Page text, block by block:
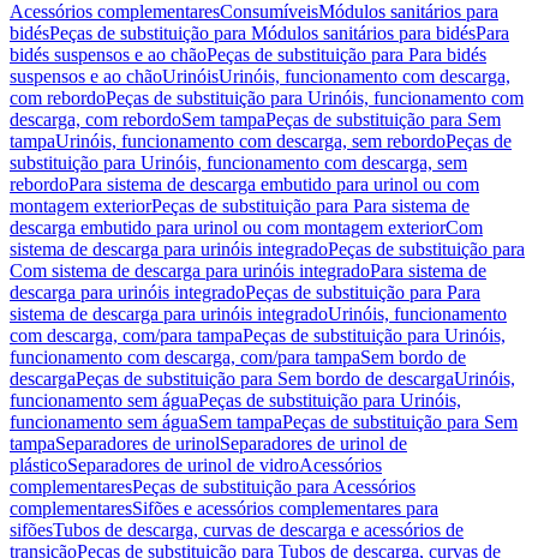
Acessórios complementaresConsumíveisMódulos sanitários para
bidésPeças de substituição para Módulos sanitários para bidésPara
bidés suspensos e ao chãoPeças de substituição para Para bidés
suspensos e ao chãoUrinóisUrinóis, funcionamento com descarga,
com rebordoPeças de substituição para Urinóis, funcionamento com
descarga, com rebordoSem tampaPeças de substituição para Sem
tampaUrinóis, funcionamento com descarga, sem rebordoPeças de
substituição para Urinóis, funcionamento com descarga, sem
rebordoPara sistema de descarga embutido para urinol ou com
montagem exteriorPeças de substituição para Para sistema de
descarga embutido para urinol ou com montagem exteriorCom
sistema de descarga para urinóis integradoPeças de substituição para
Com sistema de descarga para urinóis integradoPara sistema de
descarga para urinóis integradoPeças de substituição para Para
sistema de descarga para urinóis integradoUrinóis, funcionamento
com descarga, com/para tampaPeças de substituição para Urinóis,
funcionamento com descarga, com/para tampaSem bordo de
descargaPeças de substituição para Sem bordo de descargaUrinóis,
funcionamento sem águaPeças de substituição para Urinóis,
funcionamento sem águaSem tampaPeças de substituição para Sem
tampaSeparadores de urinolSeparadores de urinol de
plásticoSeparadores de urinol de vidroAcessórios
complementaresPeças de substituição para Acessórios
complementaresSifões e acessórios complementares para
sifõesTubos de descarga, curvas de descarga e acessórios de
transiçãoPeças de substituição para Tubos de descarga, curvas de